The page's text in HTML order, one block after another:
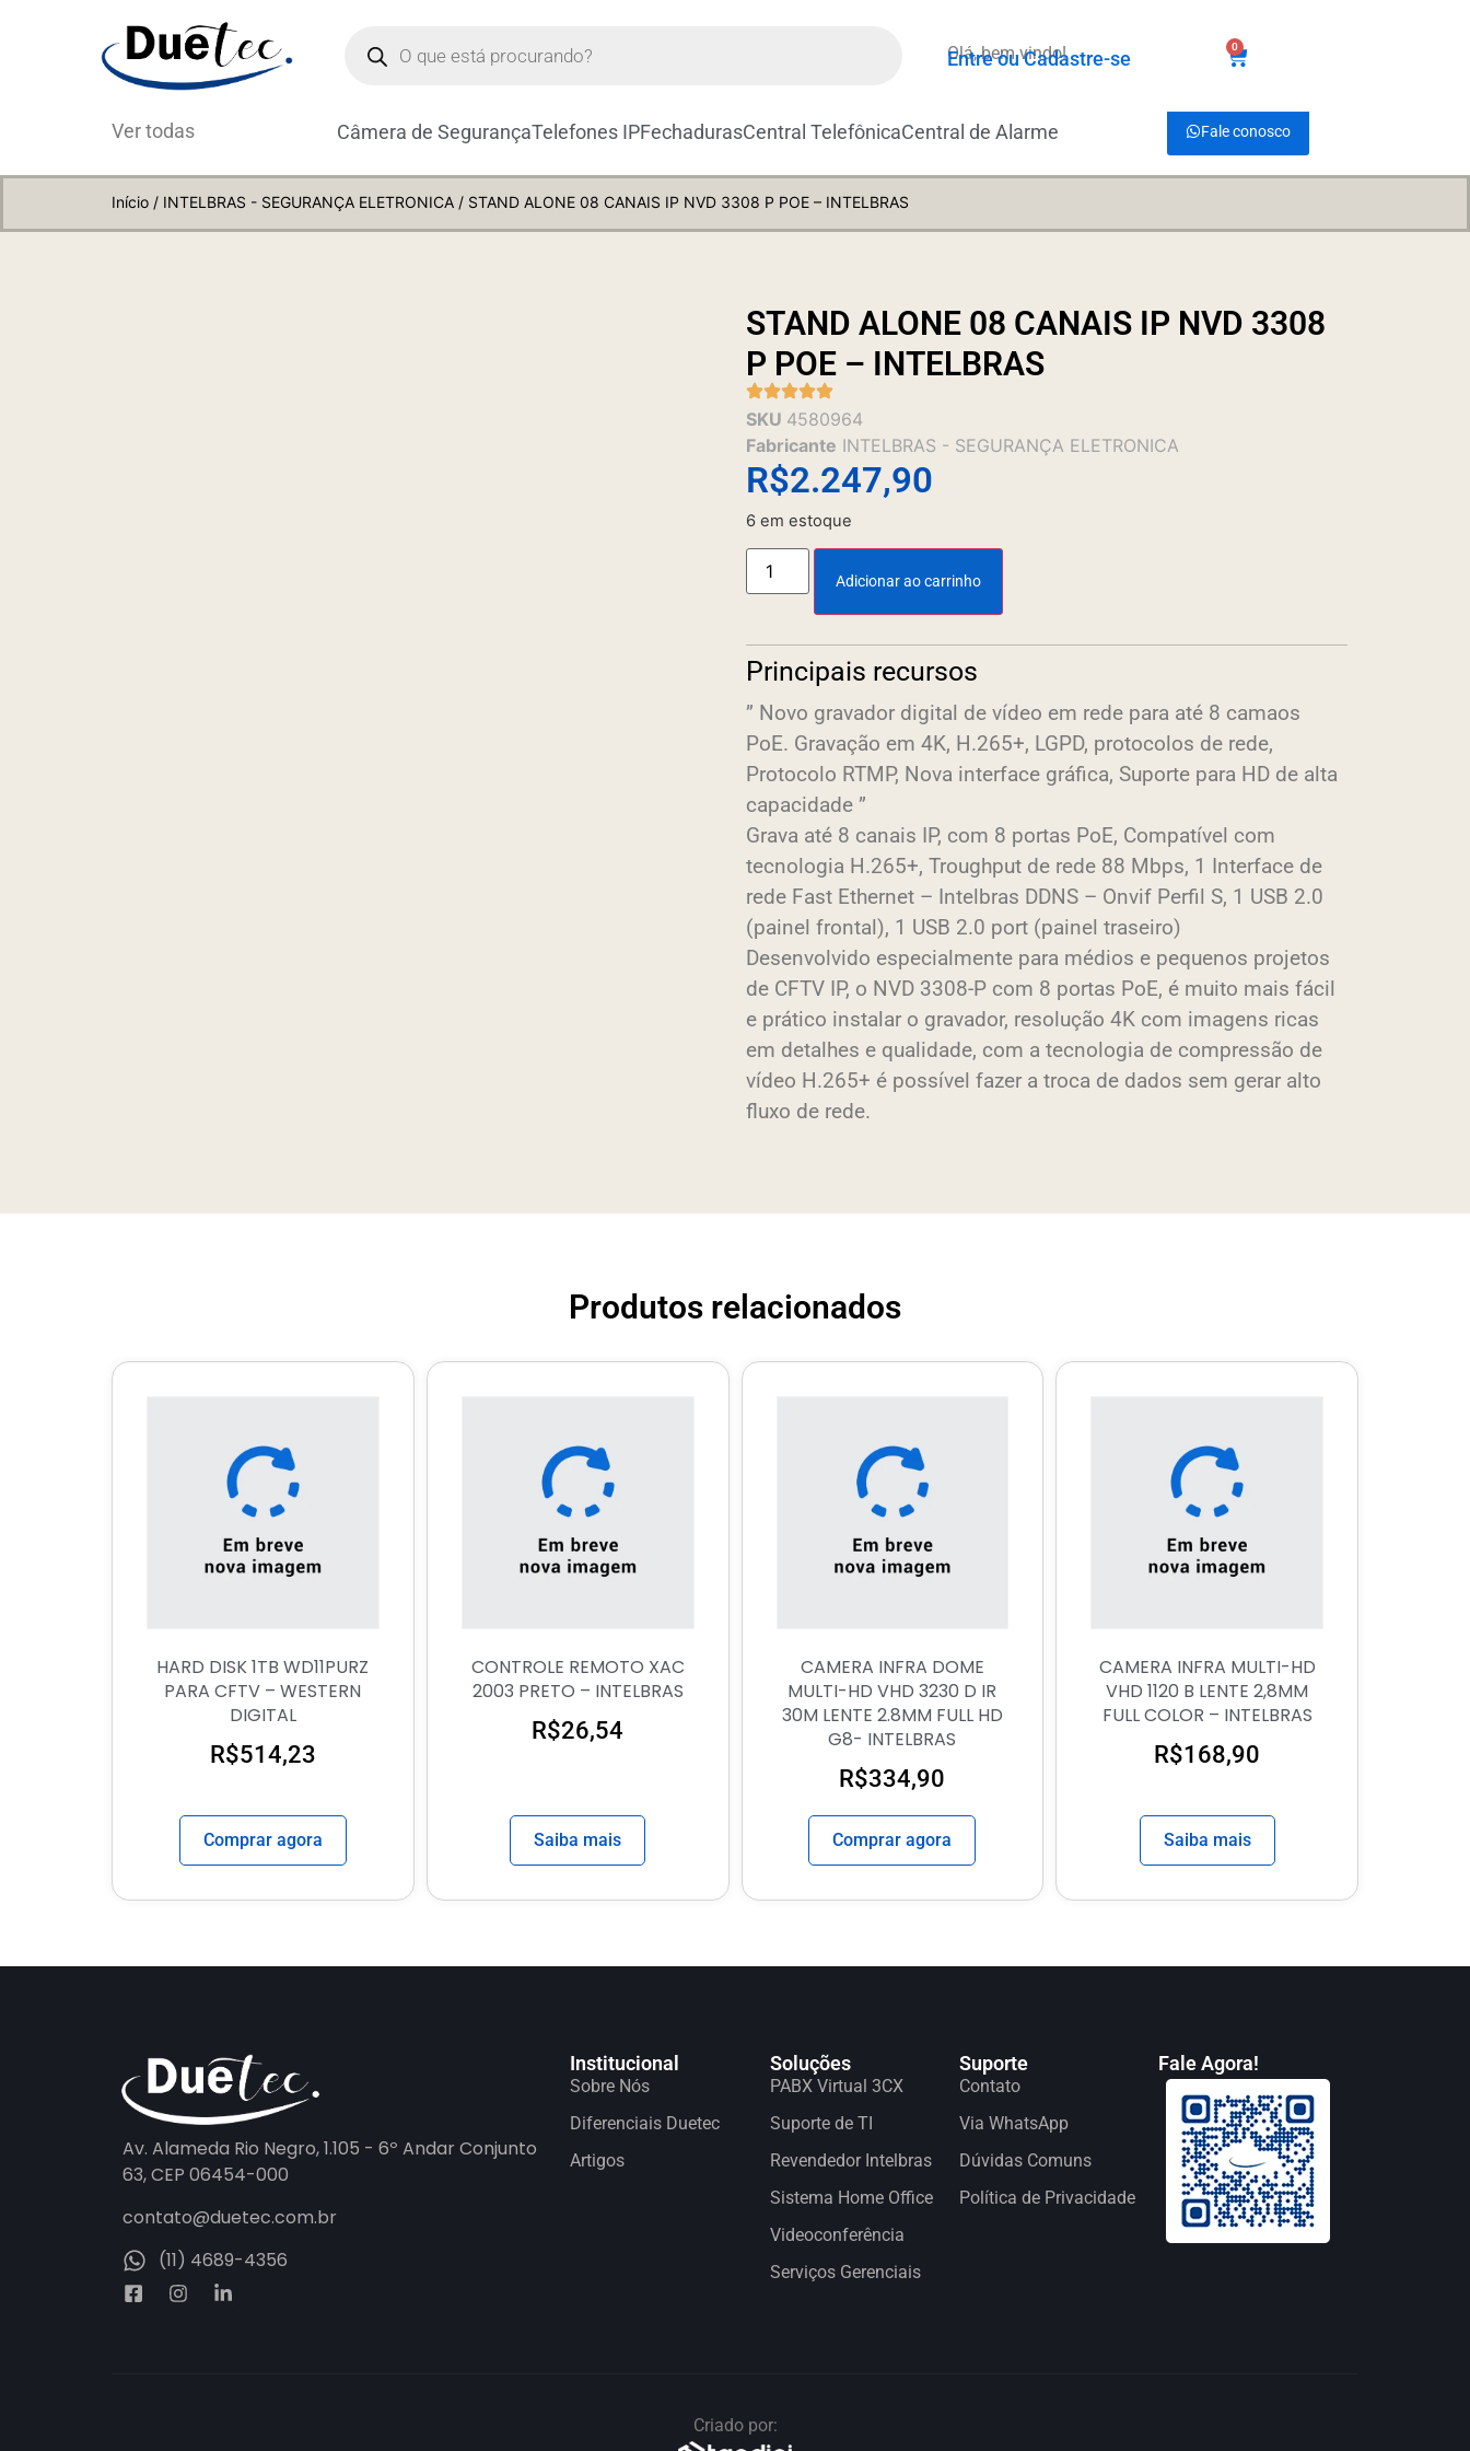
Olá, bem vindo!
Entre ou Cadastre-se
0
Ver todas Câmera de SegurançaTelefones IPFechadurasCentral TelefônicaCentral de Alarme Fale conosco
Início / INTELBRAS - SEGURANÇA ELETRONICA / STAND ALONE 08 CANAIS IP NVD 3308 P POE – INTELBRAS
STAND ALONE 08 CANAIS IP NVD 3308
P POE – INTELBRAS
SKU 4580964
Fabricante INTELBRAS - SEGURANÇA ELETRONICA
R$2.247,90
6 em estoque
Adicionar ao carrinho
Principais recursos
” Novo gravador digital de vídeo em rede para até 8 camaos
PoE. Gravação em 4K, H.265+, LGPD, protocolos de rede,
Protocolo RTMP, Nova interface gráfica, Suporte para HD de alta
capacidade ”
Grava até 8 canais IP, com 8 portas PoE, Compatível com
tecnologia H.265+, Troughput de rede 88 Mbps, 1 Interface de
rede Fast Ethernet – Intelbras DDNS – Onvif Perfil S, 1 USB 2.0
(painel frontal), 1 USB 2.0 port (painel traseiro)
Desenvolvido especialmente para médios e pequenos projetos
de CFTV IP, o NVD 3308-P com 8 portas PoE, é muito mais fácil
e prático instalar o gravador, resolução 4K com imagens ricas
em detalhes e qualidade, com a tecnologia de compressão de
vídeo H.265+ é possível fazer a troca de dados sem gerar alto
fluxo de rede.
Produtos relacionados
HARD DISK 1TB WD11PURZ
PARA CFTV – WESTERN
DIGITAL
R$514,23
Comprar agora
CONTROLE REMOTO XAC
2003 PRETO – INTELBRAS
R$26,54
Saiba mais
CAMERA INFRA DOME
MULTI-HD VHD 3230 D IR
30M LENTE 2.8MM FULL HD
G8- INTELBRAS
R$334,90
Comprar agora
CAMERA INFRA MULTI-HD
VHD 1120 B LENTE 2,8MM
FULL COLOR – INTELBRAS
R$168,90
Saiba mais
Av. Alameda Rio Negro, 1.105 - 6º Andar Conjunto
63, CEP 06454-000
contato@duetec.com.br
(11) 4689-4356
Institucional
Sobre Nós
Diferenciais Duetec
Artigos
Soluções
PABX Virtual 3CX
Suporte de TI
Revendedor Intelbras
Sistema Home Office
Videoconferência
Serviços Gerenciais
Suporte
Contato
Via WhatsApp
Dúvidas Comuns
Política de Privacidade
Fale Agora!
Criado por: